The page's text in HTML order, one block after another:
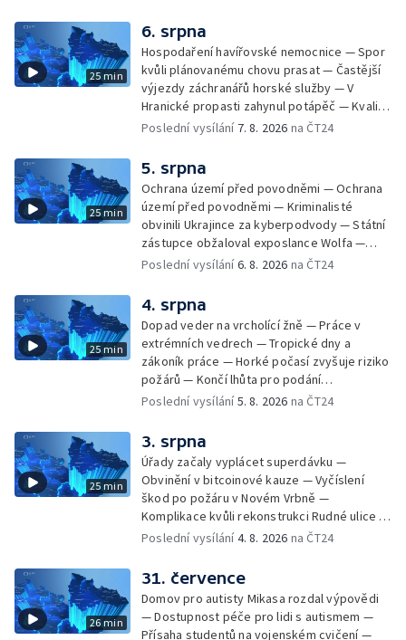
covidem — Úhyny ryb kvůli vysokým
teplotám — Problémy se zásobování vodou
v MS kraji nehrozí — testováním na
západonilskou horečku — Den židovských
památek
25 min
6. srpna
Hospodaření havířovské nemocnice — Spor
kvůli plánovanému chovu prasat — Častější
výjezdy záchranářů horské služby — V
Hranické propasti zahynul potápěč — Kvalita
vody ke koupání — Zavlažování zeleniny v
Kempování v horkém počasí — Výběr ze
sociálních sítí Události Ostrava — Zkoumání
horka na zastávkách MHD — Promítání filmu
Odyssea z 35 mm pásu
Poslední vysílání 7. 8. 2026 na ČT24
25 min
5. srpna
Ochrana území před povodněmi — Ochrana
území před povodněmi — Kriminalisté
obvinili Ukrajince za kyberpodvody — Státní
zástupce obžaloval exposlance Wolfa —
Péče o hospodářská zvířata ve vedrech —
depozitu Vlastivědného muzea Olomouc —
Zakládání nových dětských skupin — Výběr
ze sociálních sítí Události Ostrava — Tresty
pro fotbalisty za korupci — Po stopách
Gebharda Blüchera
Poslední vysílání6. 8. 2026 na ČT24
25 min
4. srpna
Dopad veder na vrcholící žně — Práce v
extrémních vedrech — Tropické dny a
zákoník práce — Horké počasí zvyšuje riziko
požárů — Končí lhůta pro podání
kandidátních listin — Končí lhůta pro podání
rozsudek v lihové kauze — Výročí
zavraždění Václava III. v Olomouci — Těžba
unikátní rašeliny pro lázně v Karlově
Studánce — Výběr ze sociálních sítí ČT —
Nový program pro léčbu obezity —
Olomoucké (nejen) shakespearovské léto
Poslední vysílání5. 8. 2026 na ČT24
25 min
3. srpna
Úřady začaly vyplácet superdávku —
Obvinění v bitcoinové kauze — Vyčíslení
škod po požáru v Novém Vrbně —
Komplikace kvůli rekonstrukci Rudné ulice —
Nárůst zájmu o klimatizace — Výluka vlaků
Protipovodňová opatření v Troubkách —
Zájem o bydlení na vysokoškolskýc kolejích
— Vrcholí sklizeň levandulí
Poslední vysílání4. 8. 2026 na ČT24
26 min
31. července
Domov pro autisty Mikasa rozdal výpovědi
— Dostupnost péče pro lidi s autismem —
Přísaha studentů na vojenském cvičení —